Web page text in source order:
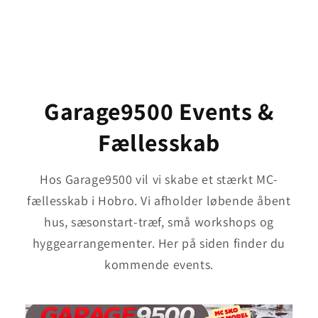
Garage9500 Events &
Fællesskab
Hos Garage9500 vil vi skabe et stærkt MC-
fællesskab i Hobro. Vi afholder løbende åbent
hus, sæsonstart-træf, små workshops og
hyggearrangementer. Her på siden finder du
kommende events.